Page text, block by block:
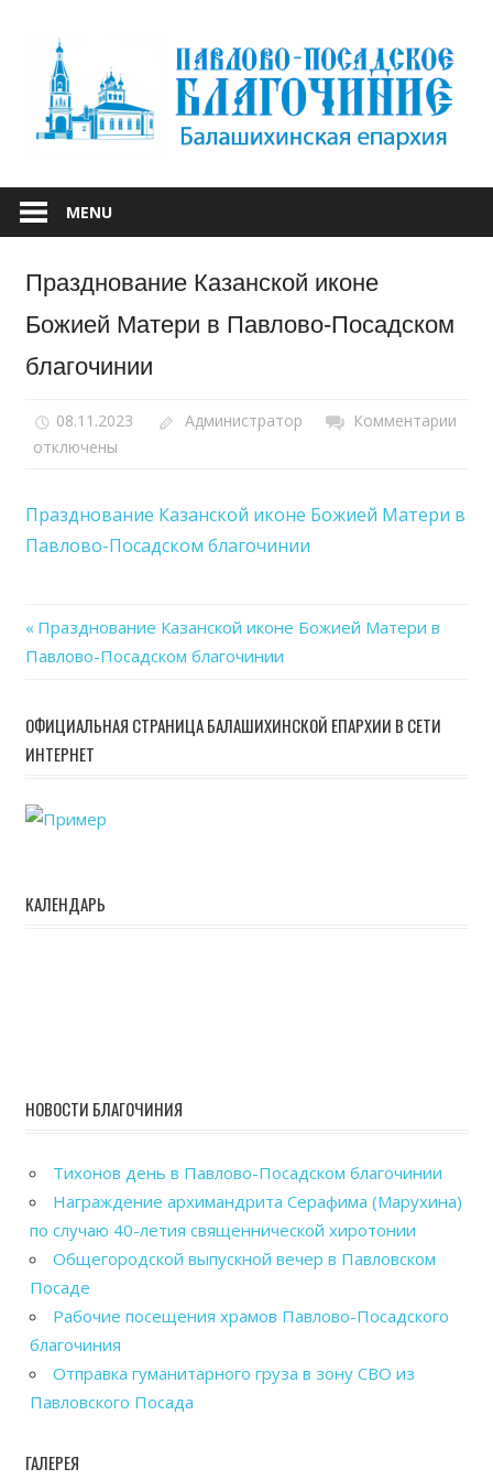
content
ПАВЛОВО-
ПОСАДСКОЕ
БЛАГОЧИНИЕ
MENU
Празднование Казанской иконе
Божией Матери в Павлово-Посадском
благочинии
08.11.2023 Администратор Комментарии
отключены
Празднование Казанской иконе Божией Матери в
Павлово-Посадском благочинии
Навигация
записям
Previous
Post:
Празднование Казанской иконе Божией Матери в
Павлово-Посадском благочинии
ОФИЦИАЛЬНАЯ СТРАНИЦА БАЛАШИХИНСКОЙ ЕПАРХИИ В СЕТИ
ИНТЕРНЕТ
КАЛЕНДАРЬ
НОВОСТИ БЛАГОЧИНИЯ
Тихонов день в Павлово-Посадском благочинии
Награждение архимандрита Серафима (Марухина)
по случаю 40-летия священнической хиротонии
Общегородской выпускной вечер в Павловском
Посаде
Рабочие посещения храмов Павлово-Посадского
благочиния
Отправка гуманитарного груза в зону СВО из
Павловского Посада
ГАЛЕРЕЯ